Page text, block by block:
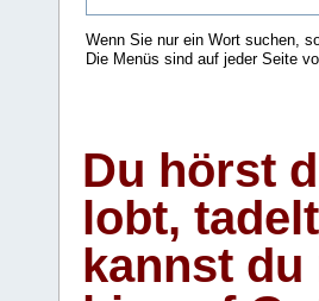
Wenn Sie nur ein Wort suchen,
Die Menüs sind auf jeder Seite
Du hörst
lobt,
kannst